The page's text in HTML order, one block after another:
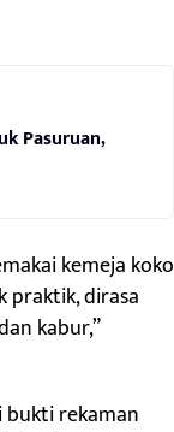
Pasuruan,
kemeja koko
praktik, dirasa
kabur,”
bukti rekaman